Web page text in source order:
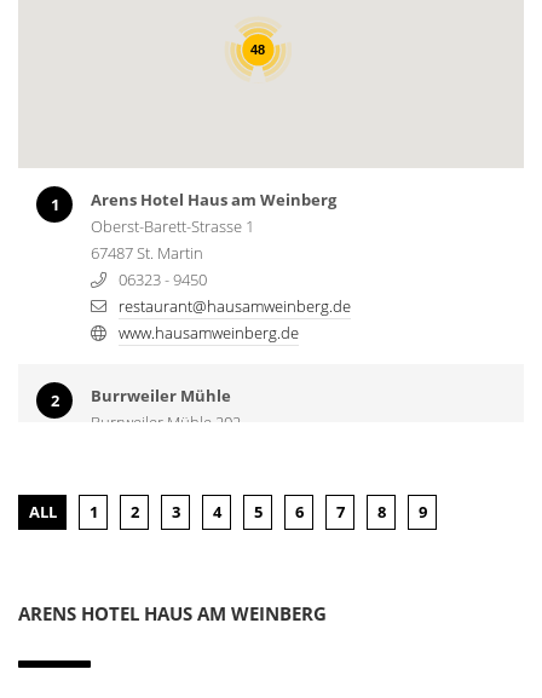
48
1
Arens Hotel Haus am Weinberg
Oberst-Barett-Strasse 1
67487 St. Martin
06323 - 9450
restaurant@hausamweinberg.de
www.hausamweinberg.de
2
Burrweiler Mühle
Burrweiler Mühle 202
burrweilermuehle@t-online.de
www.burrweilermuehle.de/
Winzergasse 37
ALL 1 2 3 4 5 6 7 8 9
ARENS HOTEL HAUS AM WEINBERG